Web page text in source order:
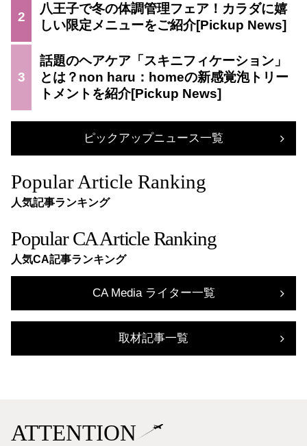
2
八王子で冬の体調管理フェア！カラダに嬉
しい限定メニューをご紹介
3
話題のヘアケア「スキニフィケーション」
とは？non haru：homeの新感覚泡トリー
トメントを紹介
ピックアップニュース一覧
Popular Article Ranking
人気記事ランキング
Popular CA Article Ranking
人気CA記事ランキング
CA Media ライター一覧
取材記事一覧
ATTENTION